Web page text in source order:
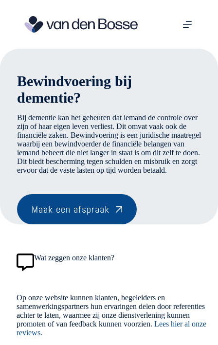
Bewindvoering bij
dementie?
Bij dementie kan het gebeuren dat iemand de controle over
zijn of haar eigen leven verliest. Dit omvat vaak ook de
financiële zaken. Bewindvoering is een juridische maatregel
waarbij een bewindvoerder de financiële belangen van
iemand beheert die niet langer in staat is om dit zelf te doen.
Dit biedt bescherming tegen schulden en misbruik en zorgt
ervoor dat de vaste lasten op tijd worden betaald.
Maak een afspraak
Wat zeggen onze klanten?
Op onze website kunnen klanten, begeleiders en
samenwerkingspartners hun ervaringen delen door referenties
achter te laten, waarmee zij onze dienstverlening kunnen
promoten of van feedback kunnen voorzien.Lees hier al onze
reviews.